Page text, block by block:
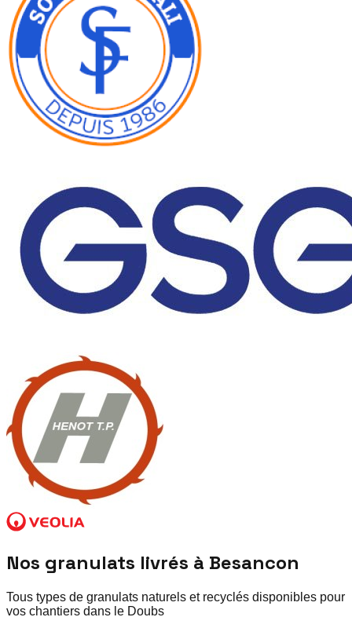
Nos granulats livrés à Besancon
Tous types de granulats naturels et recyclés disponibles pour
vos chantiers dans le Doubs